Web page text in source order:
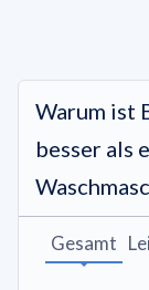
Warum ist
besser als
Gesamt